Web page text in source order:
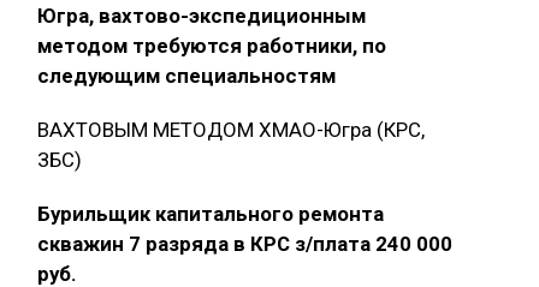
Югра, вахтово-экспедиционным
методом требуются работники, по
следующим специальностям
ВАХТОВЫМ МЕТОДОМ ХМАО-Югра (КРС,
ЗБС)
Бурильщик капитального ремонта
скважин 7 разряда в КРС з/плата 240 000
руб.